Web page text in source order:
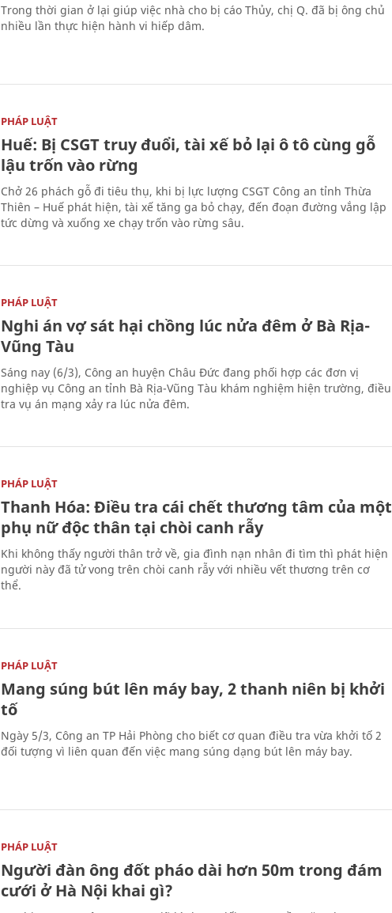
Trong thời gian ở lại giúp việc nhà cho bị cáo Thủy, chị Q. đã bị ông chủ
nhiều lần thực hiện hành vi hiếp dâm.
PHÁP LUẬT
Huế: Bị CSGT truy đuổi, tài xế bỏ lại ô tô cùng gỗ
lậu trốn vào rừng
Chở 26 phách gỗ đi tiêu thụ, khi bị lực lượng CSGT Công an tỉnh Thừa
Thiên – Huế phát hiện, tài xế tăng ga bỏ chạy, đến đoạn đường vắng lập
tức dừng và xuống xe chạy trốn vào rừng sâu.
PHÁP LUẬT
Nghi án vợ sát hại chồng lúc nửa đêm ở Bà Rịa-
Vũng Tàu
Sáng nay (6/3), Công an huyện Châu Đức đang phối hợp các đơn vị
nghiệp vụ Công an tỉnh Bà Rịa-Vũng Tàu khám nghiệm hiện trường, điều
tra vụ án mạng xảy ra lúc nửa đêm.
PHÁP LUẬT
Thanh Hóa: Điều tra cái chết thương tâm của một
phụ nữ độc thân tại chòi canh rẫy
Khi không thấy người thân trở về, gia đình nạn nhân đi tìm thì phát hiện
người này đã tử vong trên chòi canh rẫy với nhiều vết thương trên cơ
thể.
PHÁP LUẬT
Mang súng bút lên máy bay, 2 thanh niên bị khởi
tố
Ngày 5/3, Công an TP Hải Phòng cho biết cơ quan điều tra vừa khởi tố 2
đối tượng vì liên quan đến việc mang súng dạng bút lên máy bay.
PHÁP LUẬT
Người đàn ông đốt pháo dài hơn 50m trong đám
cưới ở Hà Nội khai gì?